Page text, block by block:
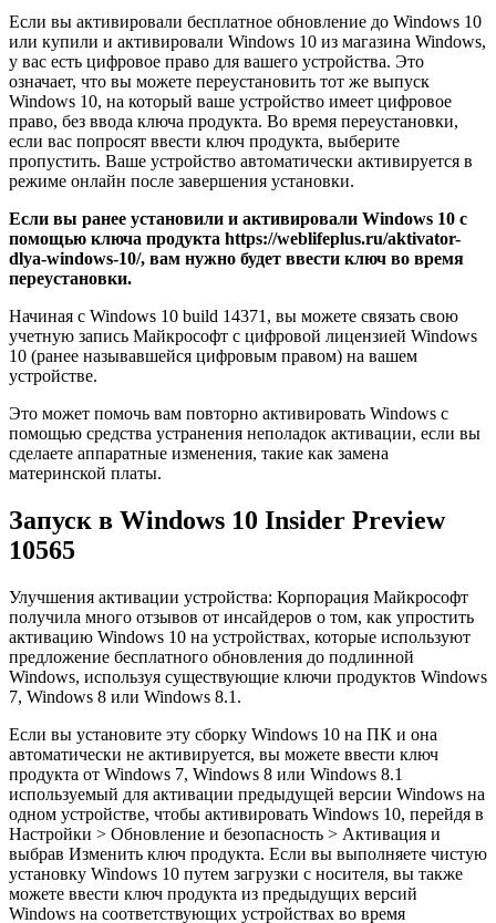
Если вы активировали бесплатное обновление до Windows 10
или купили и активировали Windows 10 из магазина Windows,
у вас есть цифровое право для вашего устройства. Это
означает, что вы можете переустановить тот же выпуск
Windows 10, на который ваше устройство имеет цифровое
право, без ввода ключа продукта. Во время переустановки,
если вас попросят ввести ключ продукта, выберите
пропустить. Ваше устройство автоматически активируется в
режиме онлайн после завершения установки.
Если вы ранее установили и активировали Windows 10 с
помощью ключа продукта https://weblifeplus.ru/aktivator-
dlya-windows-10/, вам нужно будет ввести ключ во время
переустановки.
Начиная с Windows 10 build 14371, вы можете связать свою
учетную запись Майкрософт с цифровой лицензией Windows
10 (ранее называвшейся цифровым правом) на вашем
устройстве.
Это может помочь вам повторно активировать Windows с
помощью средства устранения неполадок активации, если вы
сделаете аппаратные изменения, такие как замена
материнской платы.
Запуск в Windows 10 Insider Preview
10565
Улучшения активации устройства: Корпорация Майкрософт
получила много отзывов от инсайдеров о том, как упростить
активацию Windows 10 на устройствах, которые используют
предложение бесплатного обновления до подлинной
Windows, используя существующие ключи продуктов Windows
7, Windows 8 или Windows 8.1.
Если вы установите эту сборку Windows 10 на ПК и она
автоматически не активируется, вы можете ввести ключ
продукта от Windows 7, Windows 8 или Windows 8.1
используемый для активации предыдущей версии Windows на
одном устройстве, чтобы активировать Windows 10, перейдя в
Настройки > Обновление и безопасность > Активация и
выбрав Изменить ключ продукта. Если вы выполняете чистую
установку Windows 10 путем загрузки с носителя, вы также
можете ввести ключ продукта из предыдущих версий
Windows на соответствующих устройствах во время